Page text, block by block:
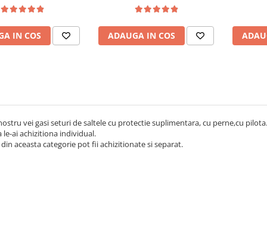
aerisire perimetral
2 perne matlasate
50x70cm, lavabile
la 60°C
IN COS
Bonell, fata vara-iarna, sistem
de aerisire cu butoni, Salt
Confort plus 2 perne
matlasate microfibra
ADAUGA IN COS
Bonell,
de
vei gasi seturi de saltele cu protectie suplimentara, cu perne,cu
le-ai achizitiona individual.
aceasta categorie pot fii achizitionate si separat.